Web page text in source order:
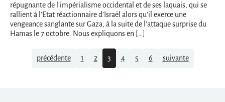
répugnante de l'impérialisme occidental et de ses laquais, qui se
rallient à l'Etat réactionnaire d'Israël alors qu'il exerce une
vengeance sanglante sur Gaza, à la suite de l'attaque surprise du
Hamas le 7 octobre. Nous expliquons en […]
Navigationprécédente 1 2 3 4 5 6 suivante